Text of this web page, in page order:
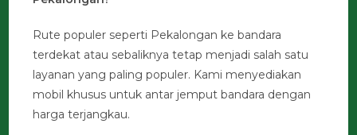
Rute populer seperti Pekalongan ke bandara
terdekat atau sebaliknya tetap menjadi salah satu
layanan yang paling populer. Kami menyediakan
mobil khusus untuk antar jemput bandara dengan
harga terjangkau.